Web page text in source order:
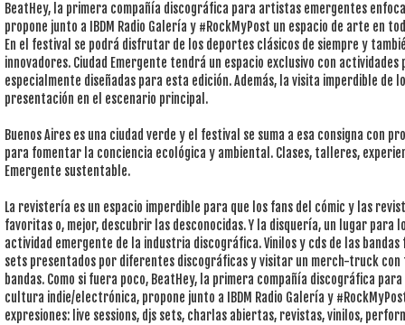
BeatHey, la primera compañía discográfica para artistas emergentes
propone junto a IBDM Radio Galería y #RockMyPost un espacio de arte en
En el festival se podrá disfrutar de los deportes clásicos de siempre y
innovadores. Ciudad Emergente tendrá un espacio exclusivo con
especialmente diseñadas para esta edición. Además, la visita imperdible de
presentación en el escenario principal.
Buenos Aires es una ciudad verde y el festival se suma a esa consigna con
para fomentar la conciencia ecológica y ambiental. Clases, talleres,
Emergente sustentable.
La revistería es un espacio imperdible para que los fans del cómic y las
favoritas o, mejor, descubrir las desconocidas. Y la disquería, un lugar para
actividad emergente de la industria discográfica. Vinilos y cds de las
sets presentados por diferentes discográficas y visitar un merch-truck con
bandas. Como si fuera poco, BeatHey, la primera compañía discográfica
cultura indie/electrónica, propone junto a IBDM Radio Galería y
expresiones: live sessions, djs sets, charlas abiertas, revistas, vinilos,